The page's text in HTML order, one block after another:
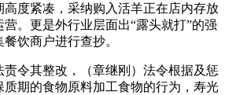
度紧凑，采纳购入活羊正在店内存放
。更是外行业层面出“露头就打”的强
饮商户进行查抄。
令其整改，（章继刚）法令根据及惩
期的食物原料加工食物的行为，寿光